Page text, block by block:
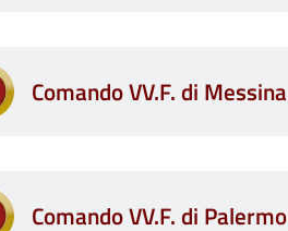
Comando VV.F. di Messina
Comando VV.F. di Palermo